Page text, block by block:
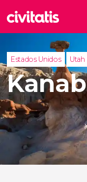
Estados Unidos Utah
Kanab